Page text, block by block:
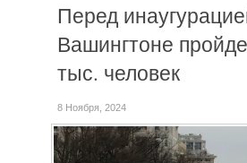
Перед
Вашингтоне
тыс. человек
8 Ноября, 2024